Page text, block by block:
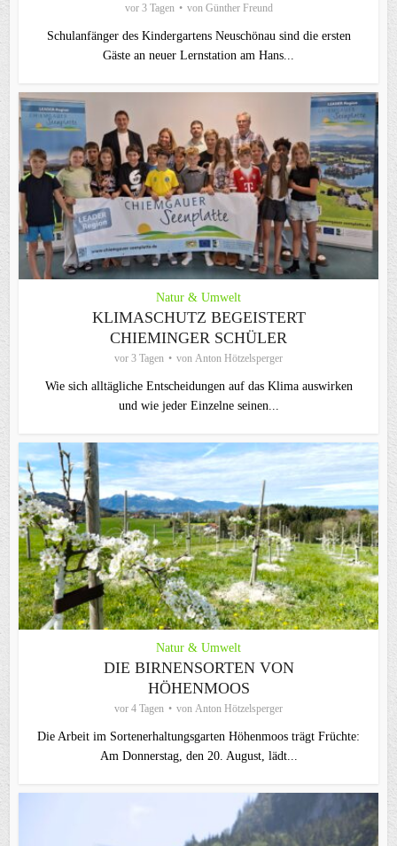
vor 3 Tagen von Günther Freund
Schulanfänger des Kindergartens Neuschönau sind die ersten
Gäste an neuer Lernstation am Hans...
Natur & Umwelt
KLIMASCHUTZ BEGEISTERT
CHIEMINGER SCHÜLER
vor 3 Tagen von Anton Hötzelsperger
Wie sich alltägliche Entscheidungen auf das Klima auswirken
und wie jeder Einzelne seinen...
Natur & Umwelt
DIE BIRNENSORTEN VON
HÖHENMOOS
vor 4 Tagen von Anton Hötzelsperger
Die Arbeit im Sortenerhaltungsgarten Höhenmoos trägt Früchte:
Am Donnerstag, den 20. August, lädt...